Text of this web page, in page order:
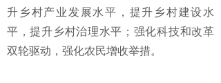
升乡村产业发展水平，提升乡村建设水
平，提升乡村治理水平；强化科技和改革
双轮驱动，强化农民增收举措。